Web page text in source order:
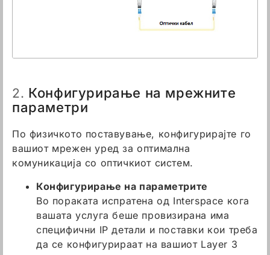
2. Конфигурирање на мрежните
параметри
По физичкото поставување, конфигурирајте го
вашиот мрежен уред за оптимална
комуникација со оптичкиот систем.
Конфигурирање на параметрите
Во пораката испратена од Interspace кога
вашата услуга беше провизирана има
специфични IP детали и поставки кои треба
да се конфигурираат на вашиот Layer 3